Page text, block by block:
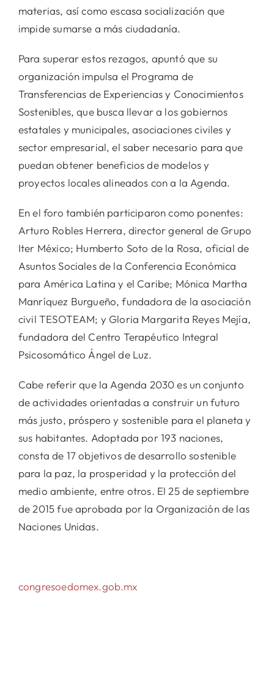
materias, así como escasa socialización que
impide sumarse a más ciudadanía.
Para superar estos rezagos, apuntó que su
organización impulsa el Programa de
Transferencias de Experiencias y Conocimientos
Sostenibles, que busca llevar a los gobiernos
estatales y municipales, asociaciones civiles y
sector empresarial, el saber necesario para que
puedan obtener beneficios de modelos y
proyectos locales alineados con a la Agenda.
En el foro también participaron como ponentes:
Arturo Robles Herrera, director general de Grupo
Iter México; Humberto Soto de la Rosa, oficial de
Asuntos Sociales de la Conferencia Económica
para América Latina y el Caribe; Mónica Martha
Manríquez Burgueño, fundadora de la asociación
civil TESOTEAM; y Gloria Margarita Reyes Mejía,
fundadora del Centro Terapéutico Integral
Psicosomático Ángel de Luz.
Cabe referir que la Agenda 2030 es un conjunto
de actividades orientadas a construir un futuro
más justo, próspero y sostenible para el planeta y
sus habitantes. Adoptada por 193 naciones,
consta de 17 objetivos de desarrollo sostenible
para la paz, la prosperidad y la protección del
medio ambiente, entre otros. El 25 de septiembre
de 2015 fue aprobada por la Organización de las
Naciones Unidas.
congresoedomex.gob.mx